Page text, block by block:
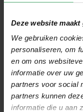
Deze website
We gebruiken
personaliseren, om
en om ons
informatie over uw
partners voor social
partners kunnen
informatie die u aan
PLAN
GRATIS
Wij hechten veel
aan clubfitting.
kun je in onze